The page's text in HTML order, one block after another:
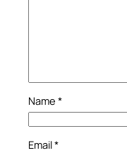
Name *
Email*